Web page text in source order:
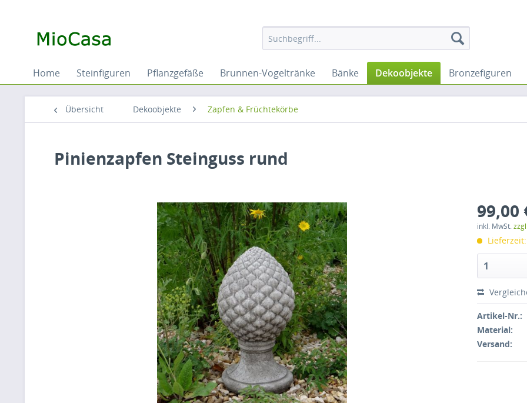
Home Steinfiguren Pflanzgefäße Brunnen-Vogeltränke Bänke Dekoobjekte Bronzefiguren
Übersicht Dekoobjekte Zapfen & Früchtekörbe
Pinienzapfen Steinguss rund
99,00
inkl. MwSt.
Artikel-Nr.:
Material:
Versand: